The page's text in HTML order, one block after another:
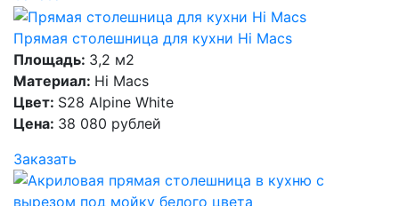
Прямая столешница для кухни Hi Macs
Площадь: 3,2 м2
Материал: Hi Macs
Цвет: S28 Alpine White
Цена: 38 080 рублей
Заказать